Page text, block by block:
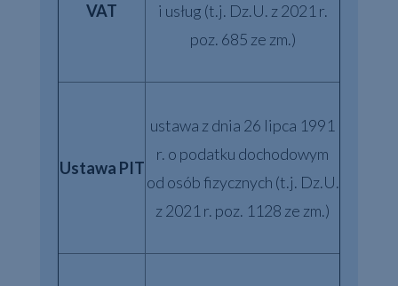
VAT
i usług (t.j. Dz.U. z 2021 r.
poz. 685 ze zm.)
Ustawa PIT
ustawa z dnia 26 lipca 1991
r. o podatku dochodowym
od osób fizycznych (t.j. Dz.U.
z 2021 r. poz. 1128 ze zm.)